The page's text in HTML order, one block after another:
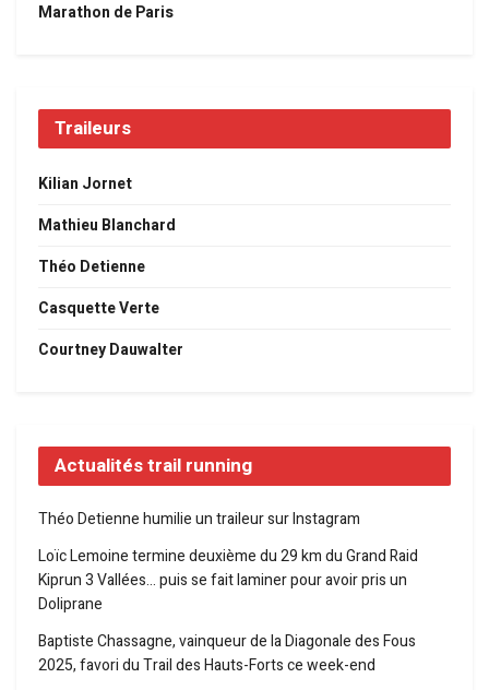
Marathon de Paris
Traileurs
Kilian Jornet
Mathieu Blanchard
Théo Detienne
Casquette Verte
Courtney Dauwalter
Actualités trail running
Théo Detienne humilie un traileur sur Instagram
Loïc Lemoine termine deuxième du 29 km du Grand Raid
Kiprun 3 Vallées… puis se fait laminer pour avoir pris un
Doliprane
Baptiste Chassagne, vainqueur de la Diagonale des Fous
2025, favori du Trail des Hauts-Forts ce week-end